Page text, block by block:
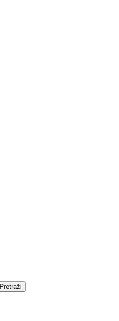
Pretraži